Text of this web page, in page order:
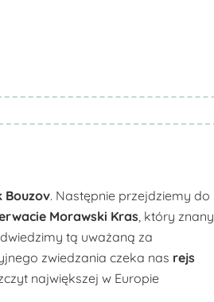
Bouzov. Następnie przejdziemy do
Morawski Kras , który znany
tą uważaną za
zwiedzania czeka nas rejs
największej w Europie